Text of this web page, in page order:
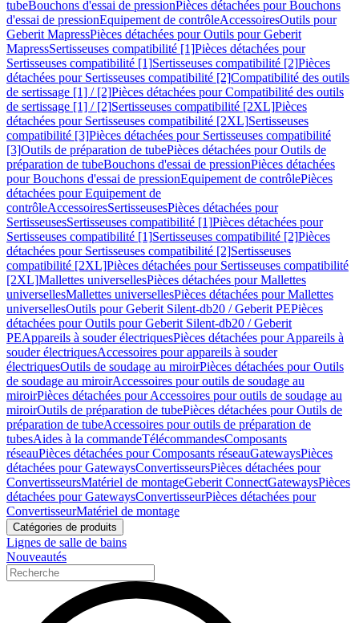
tubeBouchons d'essai de pressionPièces détachées pour Bouchons
d'essai de pressionEquipement de contrôleAccessoiresOutils pour
Geberit MapressPièces détachées pour Outils pour Geberit
MapressSertisseuses compatibilité [1]Pièces détachées pour
Sertisseuses compatibilité [1]Sertisseuses compatibilité [2]Pièces
détachées pour Sertisseuses compatibilité [2]Compatibilité des outils
de sertissage [1] / [2]Pièces détachées pour Compatibilité des outils
de sertissage [1] / [2]Sertisseuses compatibilité [2XL]Pièces
détachées pour Sertisseuses compatibilité [2XL]Sertisseuses
compatibilité [3]Pièces détachées pour Sertisseuses compatibilité
[3]Outils de préparation de tubePièces détachées pour Outils de
préparation de tubeBouchons d'essai de pressionPièces détachées
pour Bouchons d'essai de pressionEquipement de contrôlePièces
détachées pour Equipement de
contrôleAccessoiresSertisseusesPièces détachées pour
SertisseusesSertisseuses compatibilité [1]Pièces détachées pour
Sertisseuses compatibilité [1]Sertisseuses compatibilité [2]Pièces
détachées pour Sertisseuses compatibilité [2]Sertisseuses
compatibilité [2XL]Pièces détachées pour Sertisseuses compatibilité
[2XL]Mallettes universellesPièces détachées pour Mallettes
universellesMallettes universellesPièces détachées pour Mallettes
universellesOutils pour Geberit Silent-db20 / Geberit PEPièces
détachées pour Outils pour Geberit Silent-db20 / Geberit
PEAppareils à souder électriquesPièces détachées pour Appareils à
souder électriquesAccessoires pour appareils à souder
électriquesOutils de soudage au miroirPièces détachées pour Outils
de soudage au miroirAccessoires pour outils de soudage au
miroirPièces détachées pour Accessoires pour outils de soudage au
miroirOutils de préparation de tubePièces détachées pour Outils de
préparation de tubeAccessoires pour outils de préparation de
tubesAides à la commandeTélécommandesComposants
réseauPièces détachées pour Composants réseauGatewaysPièces
détachées pour GatewaysConvertisseursPièces détachées pour
ConvertisseursMatériel de montageGeberit ConnectGatewaysPièces
détachées pour GatewaysConvertisseurPièces détachées pour
ConvertisseurMatériel de montage
Catégories de produits
Lignes de salle de bains
Nouveautés